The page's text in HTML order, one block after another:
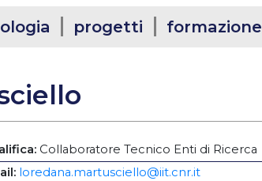
progetti formazione
Collaboratore Tecnico Enti di Ricerca
loredana.martusciello@iit.cnr.it